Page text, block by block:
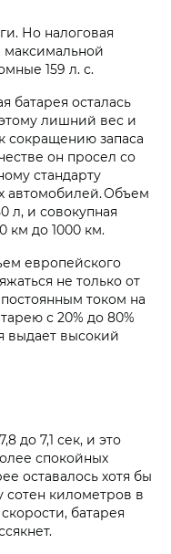
Но налоговая
максимальной
159 л. с.
батарея осталась
лишний вес и
сокращению запаса
он просел со
стандарту
автомобилей. Объем
л, и совокупная
км до 1000 км.
европейского
не только от
током на
с 20% до 80%
выдает высокий
до 7,1 сек, и это
спокойных
оставалось хотя бы
сотен километров в
батарея